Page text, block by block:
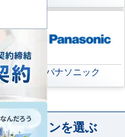
パナソニック
エアコンを選ぶ